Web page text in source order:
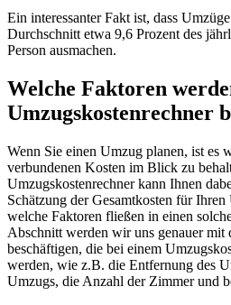
Ein interessanter Fakt ist, dass
Durchschnitt etwa 9,6 Prozent des
Person ausmachen.
Welche Faktoren
Umzugskostenrechner
Wenn Sie einen Umzug planen, ist es
verbundenen Kosten im Blick zu
Umzugskostenrechner kann Ihnen
Schätzung der Gesamtkosten für
welche Faktoren fließen in einen
Abschnitt werden wir uns genauer mit
beschäftigen, die bei einem
werden, wie z.B. die Entfernung des
Umzugs, die Anzahl der Zimmer und